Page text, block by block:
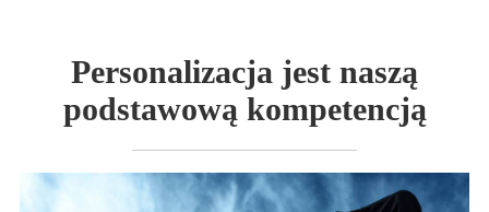
Personalizacja jest naszą
podstawową kompetencją